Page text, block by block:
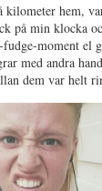
kilometer hem,
på min klocka
moment el
med andra
dem var helt